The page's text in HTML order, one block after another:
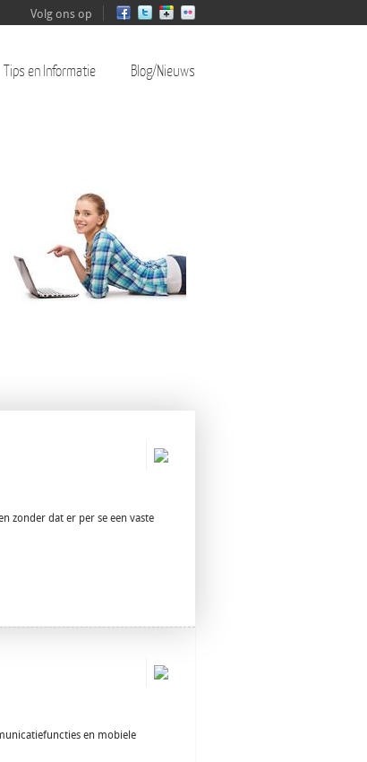
Volg ons op
Tips en Informatie Blog/Nieuws
zonder dat er per se een vaste
en mobiele